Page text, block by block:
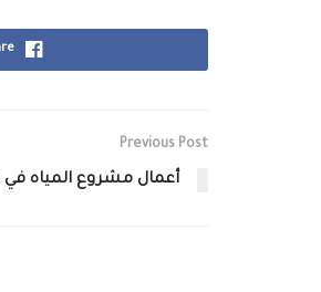
Previous Post
أعمال مشروع المياه في